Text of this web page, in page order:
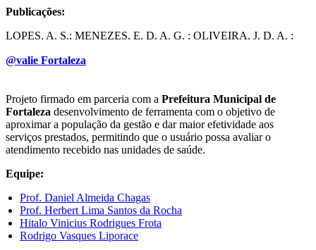
Publicações:
LOPES, A. S.; MENEZES, E. D. A. G. ; OLIVEIRA, J. D. A. ;
Ambientais e Levantamento de Indicadores Associados à
de Pesquisa e Ensino em Transportes. Rio de Janeiro, RJ:
Associação Nacional de Pesquisa e Ensino em Transportes, 2017. v.
1. p. 1-13.
LIMA, S. M.; PINHEIRO, V. C. M.; OLIVEIRA, J. D. A. ;
aplicados a compartilhamento de veículos elétricos. In: Seminários
em Administração, 2017. v. XX.
@valie Fortaleza
Projeto firmado em parceria com a Prefeitura Municipal de
Fortaleza desenvolvimento de ferramenta com o objetivo de
aproximar a população da gestão e dar maior efetividade aos
serviços prestados, permitindo que o usuário possa avaliar o
atendimento recebido nas unidades de saúde.
Equipe:
Prof. Daniel Almeida Chagas
Prof. Herbert Lima Santos da Rocha
Hitalo Vinicius Rodrigues Frota
Rodrigo Vasques Liporace